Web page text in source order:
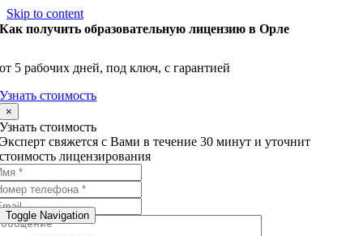
Skip to content
Toggle Navigation
Как получить образовательную лицензию в Орле
от 5 рабочих дней, под ключ, с гарантией
Узнать стоимость
×
Узнать стоимость
Эксперт свяжется с Вами в течение 30 минут и уточнит
стоимость лицензирования